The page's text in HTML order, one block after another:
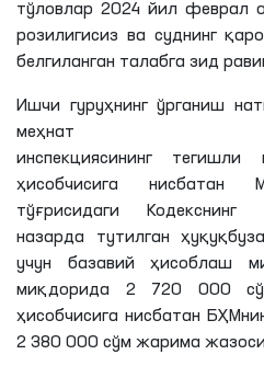
тўловлар 2024 йил феврал
розилигисиз ва суднинг
белгиланган талабга зид
Ишчи гуруҳнинг ўрганиш
меҳнат
инспекциясининг
ҳисобчисига нисбатан
тўғрисидаги
назарда тутилган
учун базавий ҳисоблаш
миқдорида 2 720 000
ҳисобчисига нисбатан
2 380 000 сўм жарима